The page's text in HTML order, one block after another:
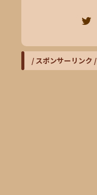
/ スポンサーリンク /